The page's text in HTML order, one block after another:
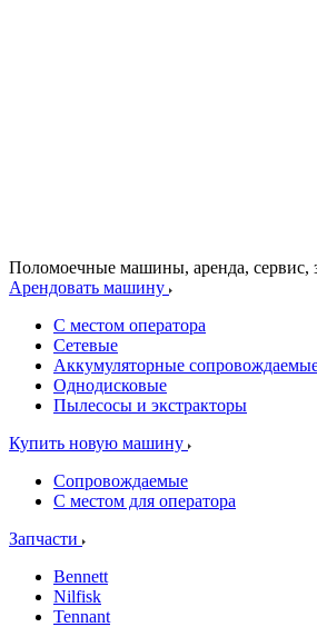
Поломоечные машины, аренда, сервис,
Арендовать машину
С местом оператора
Сетевые
Аккумуляторные
Однодисковые
Пылесосы и экстракторы
Купить новую машину
Сопровождаемые
С местом для оператора
Запчасти
Bennett
Nilfisk
Tennant